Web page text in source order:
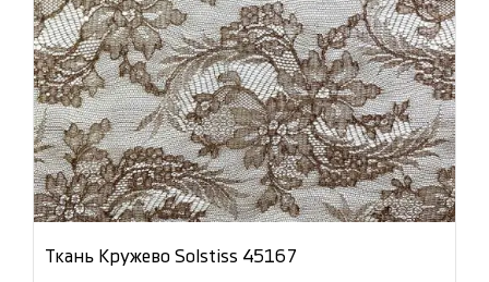
Ткань Кружево Solstiss 45167